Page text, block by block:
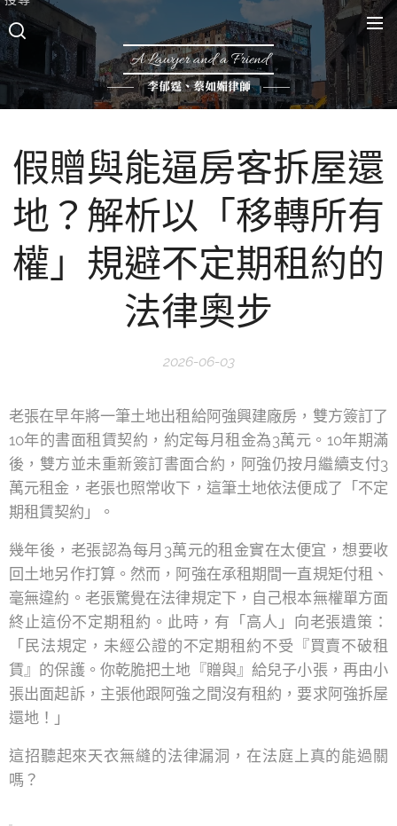
A Lawyer and a Friend
李郁霆、蔡如媚律師
假贈與能逼房客拆屋還
地？解析以「移轉所有
權」規避不定期租約的
法律奧步
2026-06-03
老張在早年將一筆土地出租給阿強興建廠房，雙方簽訂了
10年的書面租賃契約，約定每月租金為3萬元。10年期滿
後，雙方並未重新簽訂書面合約，阿強仍按月繼續支付3
萬元租金，老張也照常收下，這筆土地依法便成了「不定
期租賃契約」。
幾年後，老張認為每月3萬元的租金實在太便宜，想要收
回土地另作打算。然而，阿強在承租期間一直規矩付租、
毫無違約。老張驚覺在法律規定下，自己根本無權單方面
終止這份不定期租約。此時，有「高人」向老張遺策：
「民法規定，未經公證的不定期租約不受『買賣不破租
賃』的保護。你乾脆把土地『贈與』給兒子小張，再由小
張出面起訴，主張他跟阿強之間沒有租約，要求阿強拆屋
還地！」
這招聽起來天衣無縫的法律漏洞，在法庭上真的能過關
嗎？